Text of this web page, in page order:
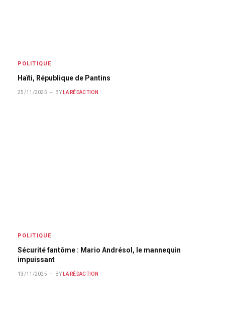
POLITIQUE
Haïti, République de Pantins
25/11/2025 BY LA RÉDACTION
POLITIQUE
Sécurité fantôme : Mario Andrésol, le mannequin
impuissant
13/11/2025 BY LA RÉDACTION